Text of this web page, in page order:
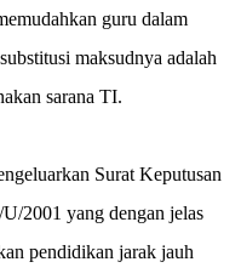
guru dalam
maksudnya adalah
sarana TI.
Surat Keputusan
2001 yang dengan jelas
pendidikan jarak jauh